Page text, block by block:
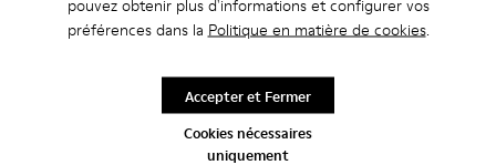
pouvez obtenir plus d'informations et configurer vos
préférences dans la Politique en matière de cookies.
Cookies nécessaires
uniquement
Accepter et Fermer